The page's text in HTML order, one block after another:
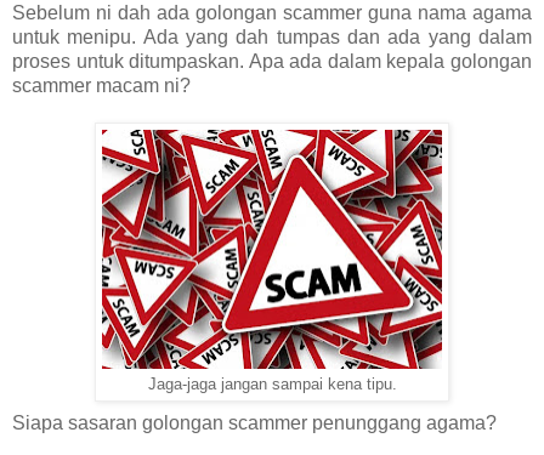
Sebelum ni dah ada golongan scammer guna nama agama
untuk menipu. Ada yang dah tumpas dan ada yang dalam
proses untuk ditumpaskan. Apa ada dalam kepala golongan
scammer macam ni?
Jaga-jaga jangan sampai kena tipu.
Siapa sasaran golongan scammer penunggang agama?